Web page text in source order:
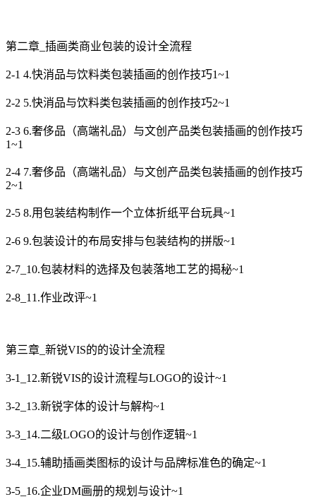
第二章_插画类商业包装的设计全流程
2-1 4.快消品与饮料类包装插画的创作技巧1~1
2-2 5.快消品与饮料类包装插画的创作技巧2~1
2-3 6.奢侈品（高端礼品）与文创产品类包装插画的创作技巧
1~1
2-4 7.奢侈品（高端礼品）与文创产品类包装插画的创作技巧
2~1
2-5 8.用包装结构制作一个立体折纸平台玩具~1
2-6 9.包装设计的布局安排与包装结构的拼版~1
2-7_10.包装材料的选择及包装落地工艺的揭秘~1
2-8_11.作业改评~1
第三章_新锐VIS的的设计全流程
3-1_12.新锐VIS的设计流程与LOGO的设计~1
3-2_13.新锐字体的设计与解构~1
3-3_14.二级LOGO的设计与创作逻辑~1
3-4_15.辅助插画类图标的设计与品牌标准色的确定~1
3-5_16.企业DM画册的规划与设计~1